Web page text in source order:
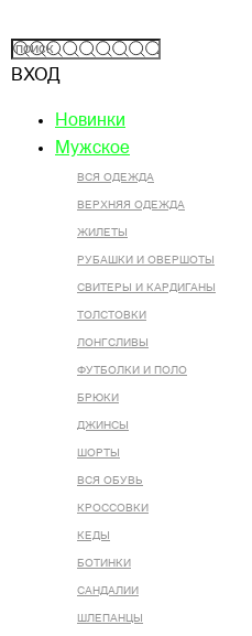
ВХОД
Новинки
Мужское
ВСЯ ОДЕЖДА
ВЕРХНЯЯ ОДЕЖДА
ЖИЛЕТЫ
РУБАШКИ И ОВЕРШОТЫ
СВИТЕРЫ И КАРДИГАНЫ
ТОЛСТОВКИ
ЛОНГСЛИВЫ
ФУТБОЛКИ И ПОЛО
БРЮКИ
ДЖИНСЫ
ШОРТЫ
ВСЯ ОБУВЬ
КРОССОВКИ
КЕДЫ
БОТИНКИ
САНДАЛИИ
ШЛЕПАНЦЫ